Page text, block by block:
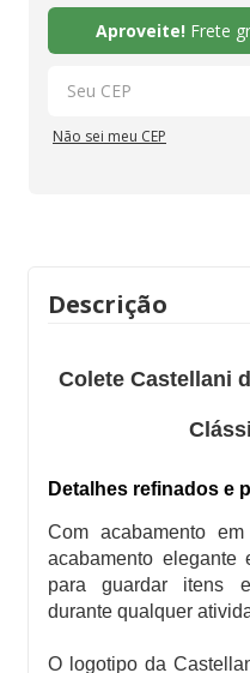
Aproveite! Frete
Não sei meu CEP
Descrição
Colete Castellani
Detalhes refinados e
Com acabamento
acabamento
para guardar itens
durante qualquer
O logotipo da